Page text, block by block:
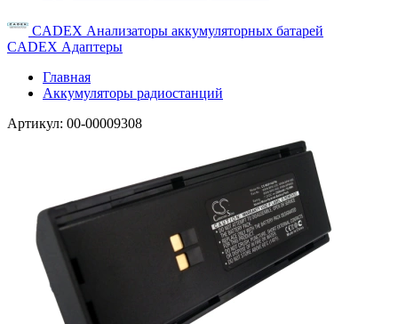
CADEX Анализаторы аккумуляторных батарей
CADEX Адаптеры
Главная
Аккумуляторы радиостанций
Артикул: 00-00009308